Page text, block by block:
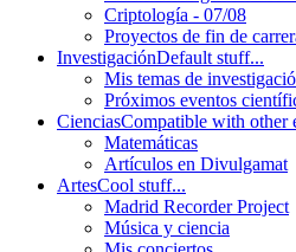
Criptología - 07/08
Proyectos de fin de
InvestigaciónDefault stuff...
Mis temas de
Próximos eventos
CienciasCompatible with other
Matemáticas
Artículos en Divulgamat
ArtesCool stuff...
Madrid Recorder Project
Música y ciencia